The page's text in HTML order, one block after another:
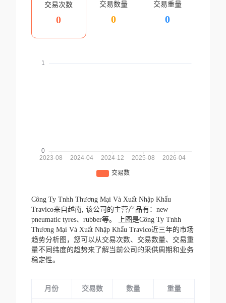
交易次数
0
交易数量
0
交易重量
0
Công Ty Tnhh Thương Mại Và Xuất Nhập Khẩu
Travico来自越南, 该公司的主营产品有：new
pneumatic tyres、rubber等。
上图是Công Ty Tnhh
Thương Mại Và Xuất Nhập Khẩu Travico近三年的市场
趋势分析图，您可以从交易次数、交易数量、交易重
量不同纬度的趋势来了解当前公司的采供周期和业务
稳定性。
月份 交易数 数量 重量